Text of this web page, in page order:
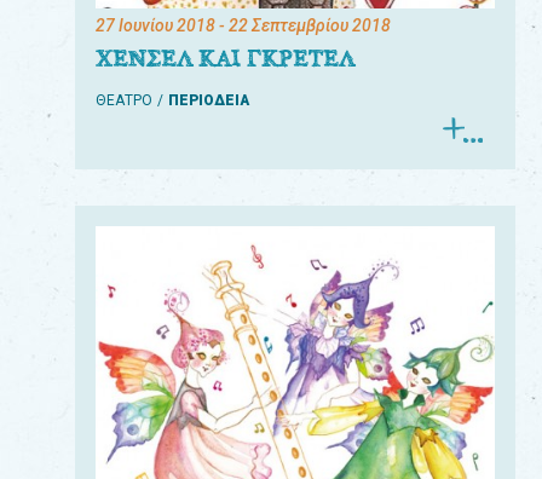
27 Ιουνίου 2018- 22 Σεπτεμβρίου 2018
ΧΕΝΣΕΛ ΚΑΙ ΓΚΡΕΤΕΛ
ΘΕΑΤΡΟ ΠΕΡΙΟΔΕΙΑ